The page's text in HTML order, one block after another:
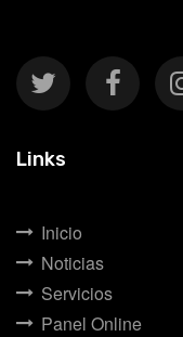
Links
Inicio
Noticias
Servicios
Panel Online